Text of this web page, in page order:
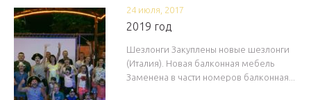
24 июля, 2017
2019 год
Шезлонги Закуплены новые шезлонги
(Италия). Новая балконная мебель
Заменена в части номеров балконная...